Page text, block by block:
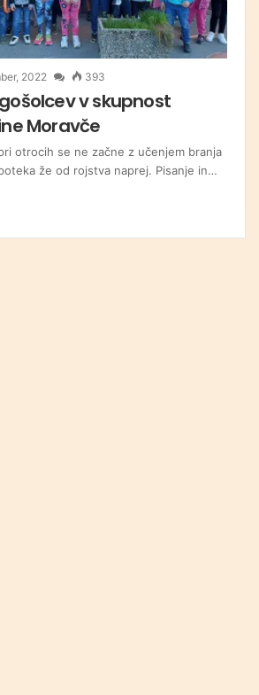
2022 393
v skupnost
Moravče
otrocih se ne začne z učenjem branja
že od rojstva naprej. Pisanje in…